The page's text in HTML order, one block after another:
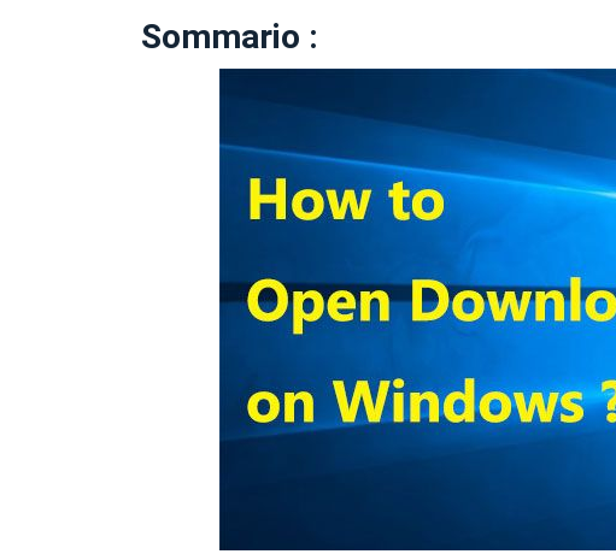
Sommario :